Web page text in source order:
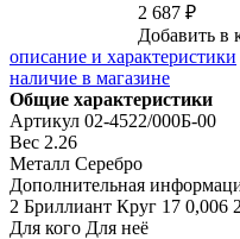
2 687 ₽
Добавить в
описание и характеристики
наличие в магазине
Общие характеристики
Артикул 02-4522/000Б-00
Вес 2.26
Металл Серебро
Дополнительная
2 Бриллиант Круг 17 0,006
Для кого Для неё